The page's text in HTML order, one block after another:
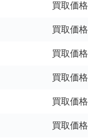
買取価格
買取価格
買取価格
買取価格
買取価格
買取価格